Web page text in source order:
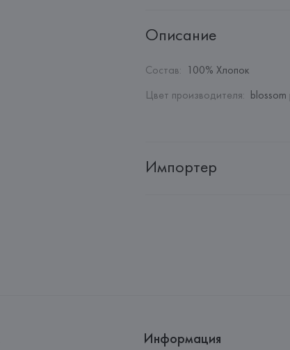
Описание
Состав: 100% Хлопок
Цвет производителя: blossom
Импортер
Информация